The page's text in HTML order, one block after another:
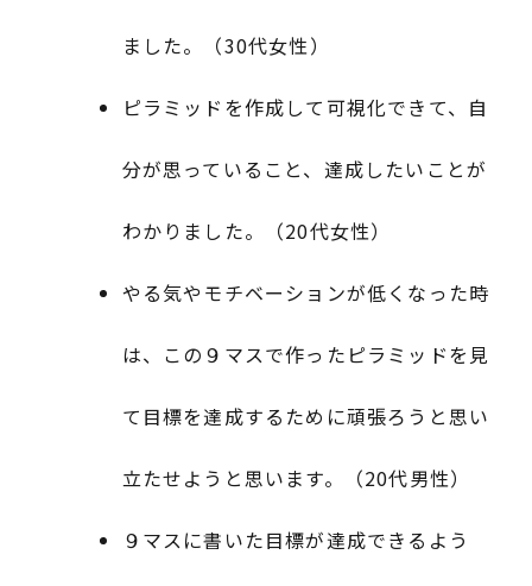
ました。（30代女性）
ピラミッドを作成して可視化できて、自
分が思っていること、達成したいことが
わかりました。（20代女性）
やる気やモチベーションが低くなった時
は、この９マスで作ったピラミッドを見
て目標を達成するために頑張ろうと思い
立たせようと思います。（20代男性）
９マスに書いた目標が達成できるよう